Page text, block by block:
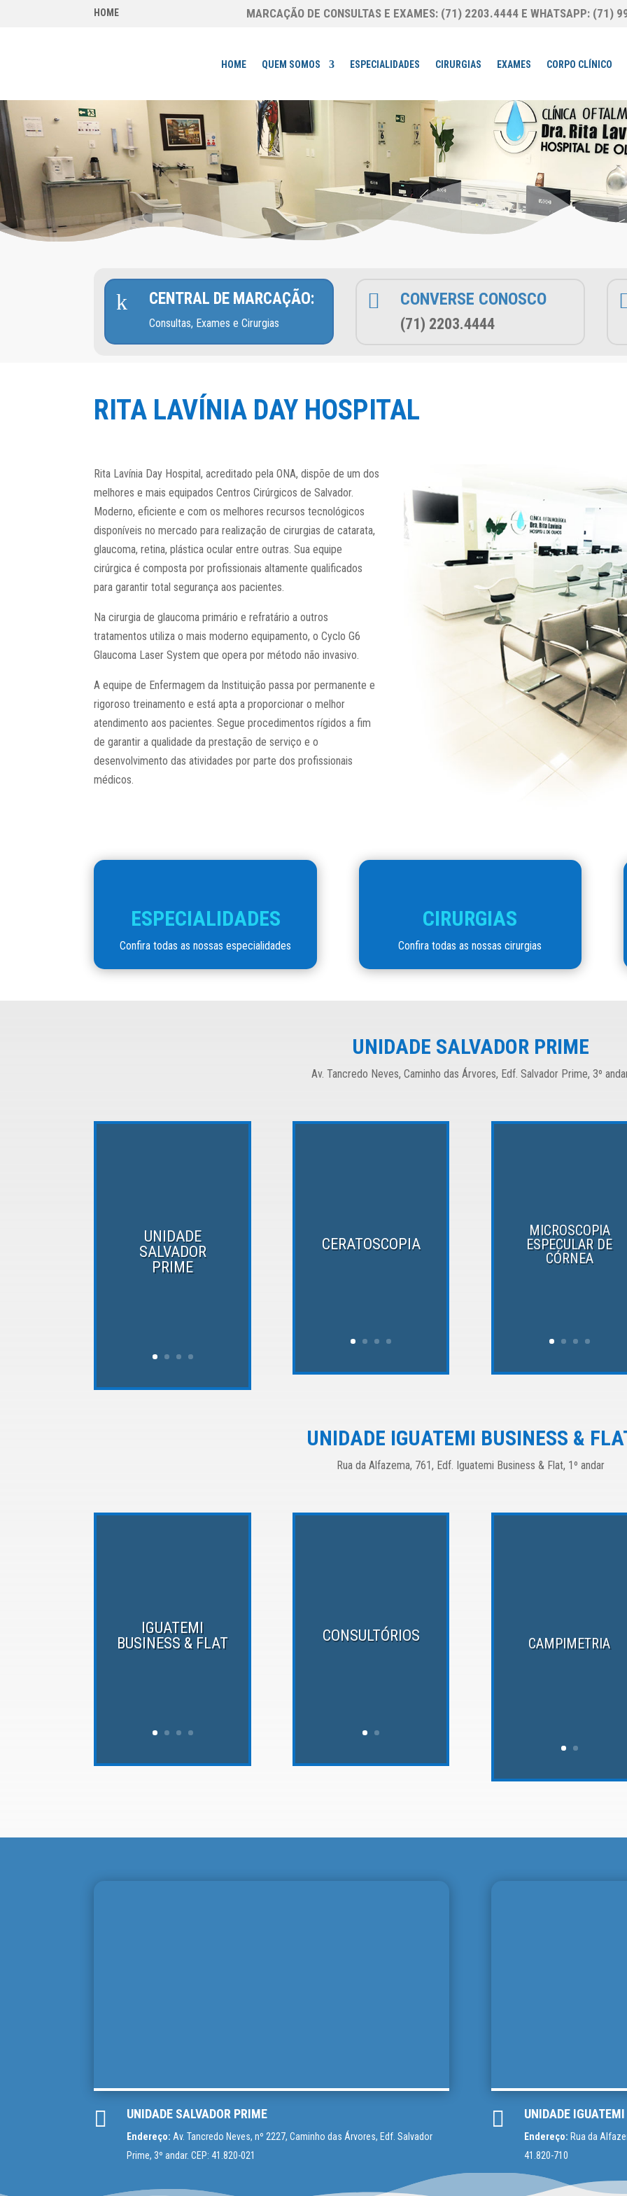
HOME MARCAÇÃO DE CONSULTAS E EXAMES: (71) 2203.4444 E WHATSAPP: (71)
HOME QUEM SOMOS ESPECIALIDADES CIRURGIAS EXAMES CORPO CLÍNICO
k CENTRAL DE MARCAÇÃO:
Consultas, Exames e Cirurgias
 CONVERSE CONOSCO
(71) 2203.4444
RITA LAVÍNIA DAY HOSPITAL
Rita Lavínia Day Hospital, acreditado pela ONA, dispõe de um dos
melhores e mais equipados Centros Cirúrgicos de Salvador.
Moderno, eficiente e com os melhores recursos tecnológicos
disponíveis no mercado para realização de cirurgias de catarata,
glaucoma, retina, plástica ocular entre outras. Sua equipe
cirúrgica é composta por profissionais altamente qualificados
para garantir total segurança aos pacientes.
Na cirurgia de glaucoma primário e refratário a outros
tratamentos utiliza o mais moderno equipamento, o Cyclo G6
Glaucoma Laser System que opera por método não invasivo.
A equipe de Enfermagem da Instituição passa por permanente e
rigoroso treinamento e está apta a proporcionar o melhor
atendimento aos pacientes. Segue procedimentos rígidos a fim
de garantir a qualidade da prestação de serviço e o
desenvolvimento das atividades por parte dos profissionais
médicos.
ESPECIALIDADES
Confira todas as nossas especialidades
CIRURGIAS
Confira todas as nossas cirurgias
UNIDADE SALVADOR PRIME
Av. Tancredo Neves, Caminho das Árvores, Edf. Salvador Prime, 3º
UNIDADE
SALVADOR
PRIME
CERATOSCOPIA
MICROSCOPIA
ESPECULAR DE
CÓRNEA
UNIDADE IGUATEMI BUSINESS &
Rua da Alfazema, 761, Edf. Iguatemi Business & Flat, 1º andar
IGUATEMI
BUSINESS & FLAT
CONSULTÓRIOS CAMPIMETRIA
 UNIDADE SALVADOR PRIME
Endereço: Av. Tancredo Neves, nº 2227, Caminho das Árvores, Edf. Salvador
Prime, 3º andar. CEP: 41.820-021
 UNIDADE
Endereço: Rua da
41.820-710